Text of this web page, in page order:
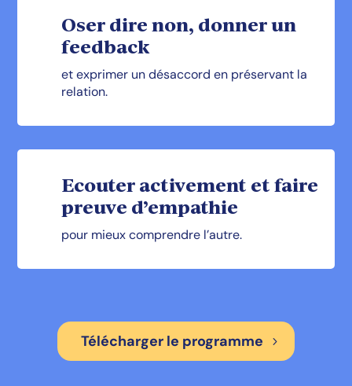
Oser dire non, donner un
feedback
et exprimer un désaccord en préservant la
relation.
Ecouter activement et faire
preuve d’empathie
pour mieux comprendre l’autre.
Télécharger le programme